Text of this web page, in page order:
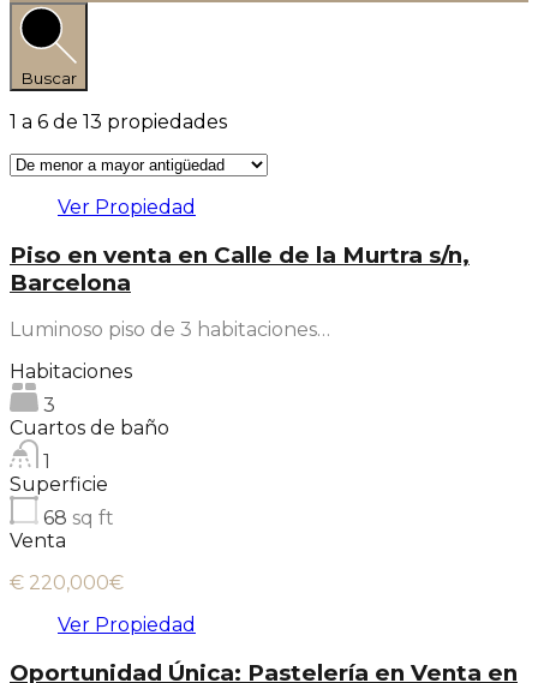
Buscar
1 a 6 de 13 propiedades
Ver Propiedad
Piso en venta en Calle de la Murtra s/n,
Barcelona
Luminoso piso de 3 habitaciones…
Habitaciones
3
Cuartos de baño
1
Superficie
68 sq ft
Venta
€ 220,000€
Ver Propiedad
Oportunidad Única: Pastelería en Venta en